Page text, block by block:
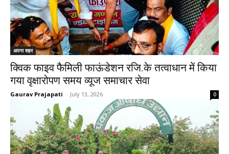
अपना शहर
क्विक फाइव फैमिली फाऊंडेशन रजि.के तत्वाधान में किया
गया वृक्षारोपण समय व्यूज समाचार सेवा
Gaurav Prajapati - July 13, 2026 0